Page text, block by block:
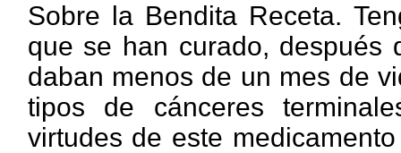
Sobre la Bendita Receta.
que se han curado,
daban menos de un mes de
tipos de cánceres
virtudes de este